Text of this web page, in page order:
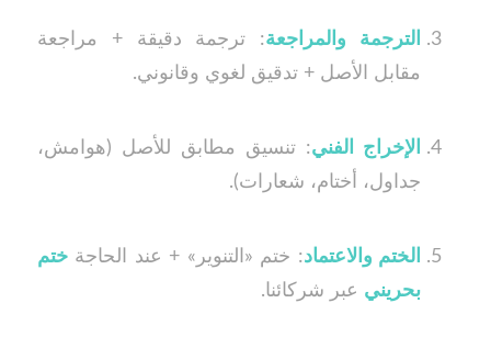
الترجمة والمراجعة: ترجمة دقيقة + مراجعة
مقابل الأصل + تدقيق لغوي وقانوني.
الإخراج الفني: تنسيق مطابق للأصل (هوامش،
جداول، أختام، شعارات).
الختم والاعتماد: ختم «التنوير» + عند الحاجةختم
بحريني عبر شركائنا.